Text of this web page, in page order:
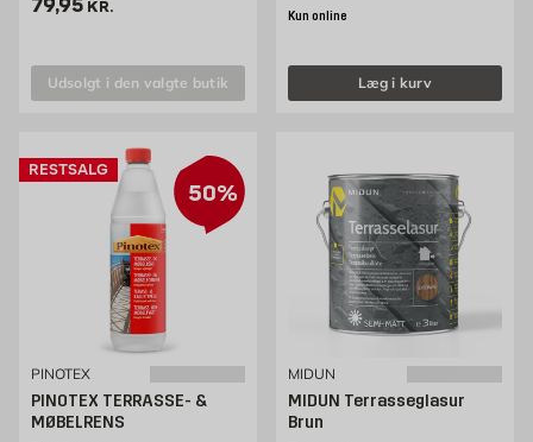
79,95 KR.
Udsolgt i den valgte butik
Kun online
Læg i kurv
50%
RESTSALG
PINOTEX
PINOTEX TERRASSE- &
MØBELRENS
MIDUN
MIDUN Terrasseglasur
Brun